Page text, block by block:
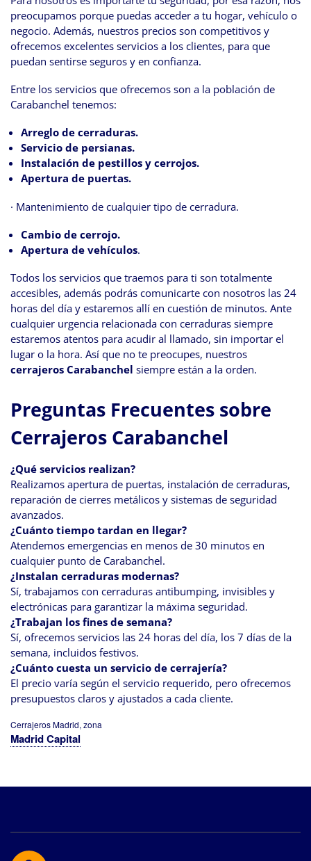
preocupamos porque puedas acceder a tu hogar, vehículo o
negocio. Además, nuestros precios son competitivos y
ofrecemos excelentes servicios a los clientes, para que
puedan sentirse seguros y en confianza.
Entre los servicios que ofrecemos son a la población de
Carabanchel tenemos:
Arreglo de cerraduras.
Servicio de persianas.
Instalación de pestillos y cerrojos.
Apertura de puertas.
· Mantenimiento de cualquier tipo de cerradura.
Cambio de cerrojo.
Apertura de vehículos.
Todos los servicios que traemos para ti son totalmente
accesibles, además podrás comunicarte con nosotros las 24
horas del día y estaremos allí en cuestión de minutos. Ante
cualquier urgencia relacionada con cerraduras siempre
estaremos atentos para acudir al llamado, sin importar el
lugar o la hora. Así que no te preocupes, nuestros
cerrajeros Carabanchel siempre están a la orden.
Preguntas Frecuentes sobre
Cerrajeros Carabanchel
¿Qué servicios realizan?
Realizamos apertura de puertas, instalación de cerraduras,
reparación de cierres metálicos y sistemas de seguridad
avanzados.
¿Cuánto tiempo tardan en llegar?
Atendemos emergencias en menos de 30 minutos en
cualquier punto de Carabanchel.
¿Instalan cerraduras modernas?
Sí, trabajamos con cerraduras antibumping, invisibles y
electrónicas para garantizar la máxima seguridad.
¿Trabajan los fines de semana?
Sí, ofrecemos servicios las 24 horas del día, los 7 días de la
semana, incluidos festivos.
¿Cuánto cuesta un servicio de cerrajería?
El precio varía según el servicio requerido, pero ofrecemos
presupuestos claros y ajustados a cada cliente.
Cerrajeros Madrid, zona
Madrid Capital